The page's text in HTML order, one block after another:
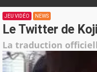
JEU VIDÉO NEWS
Le Twitter de
La traduction